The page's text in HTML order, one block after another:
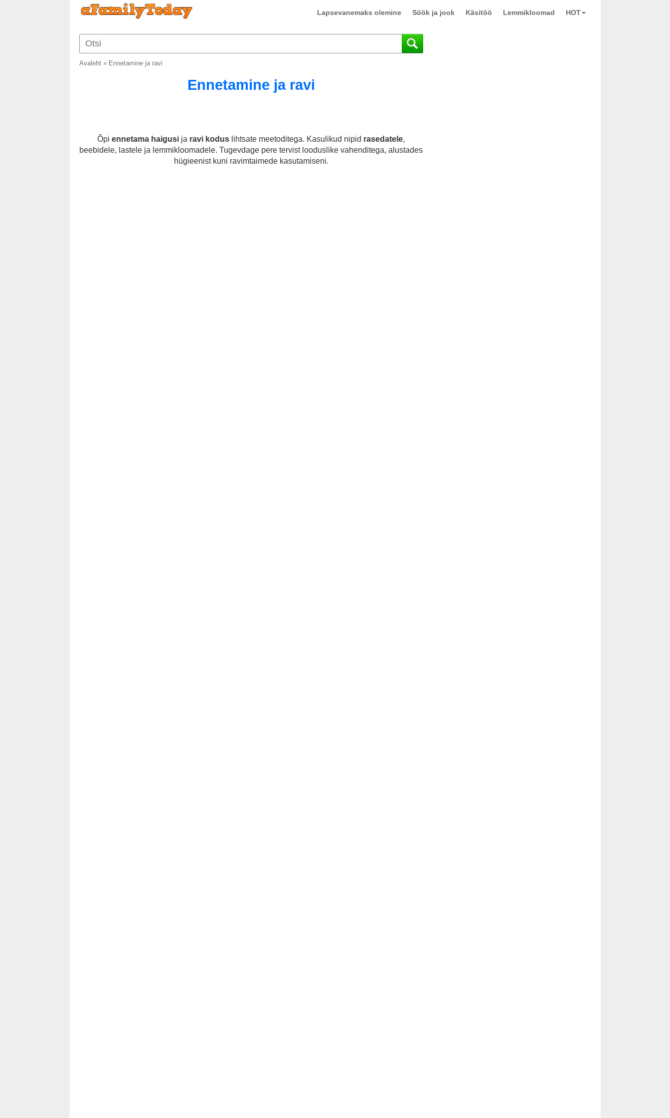
Lapsevanemaks olemine Söök ja jook Käsitöö Lemmikloomad HOT
Avaleht» Ennetamine ja ravi
Ennetamine ja ravi
Õpi ennetama haigusi ja ravi kodus lihtsate meetoditega. Kasulikud nipid rasedatele,
beebidele, lastele ja lemmikloomadele. Tugevdage pere tervist looduslike vahenditega, alustades
hügieenist kuni ravimtaimede kasutamiseni.